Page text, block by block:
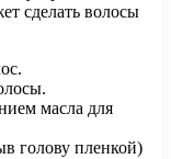
сделать волосы
масла для
голову пленкой)